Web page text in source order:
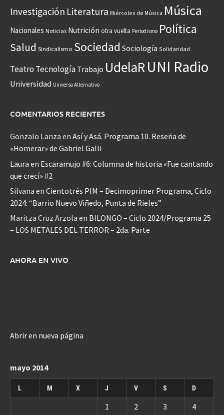
Investigación Literatura Miércoles de Música Música
Nacionales Noticias Nutrición otra vuelta Periodismo Política
Salud Sindicalismo Sociedad Sociología Solidaridad
Teatro Tecnología Trabajo UdelaRUNI Radio
Universidad Universo Alternativo
COMENTARIOS RECIENTES
Gonzalo Lanza en Así y Asá. Programa 10. Reseña de
«Homerar» de Gabriel Galli
Laura en Escaramujo #6: Columna de historia «Fue cantando
que crecí» #2
Silvana en Cientotrés PIM – Decimoprimer Programa, Ciclo
2024: “Barrio Nuevo Viñedo, Punta de Rieles”
Maritza Cruz Arzola en BILONGO – Ciclo 2024/Programa 25
– LOS METALES DEL TERROR – 2da. Parte
AHORA EN VIVO
Abrir en nueva página
mayo 2014
L M X J V S D
1 2 3 4